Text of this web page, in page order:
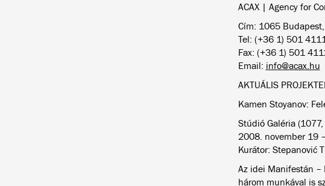
ACAX | Agency for
Cím: 1065
Tel: (+36 1) 501
Fax: (+36 1) 501
Email: info@acax.hu
AKTUÁLIS
Kamen Stoyanov:
Stúdió Galéria
2008. november 19
Kurátor: Stepanović
Az idei Manifestán –
három munkával is